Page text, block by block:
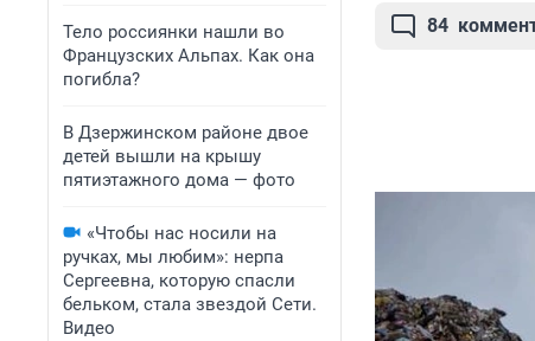
Тело россиянки нашли во
Французских Альпах. Как она
погибла?
В Дзержинском районе двое
детей вышли на крышу
пятиэтажного дома — фото
«Чтобы нас носили на
ручках, мы любим»: нерпа
Сергеевна, которую спасли
бельком, стала звездой Сети.
Видео
84